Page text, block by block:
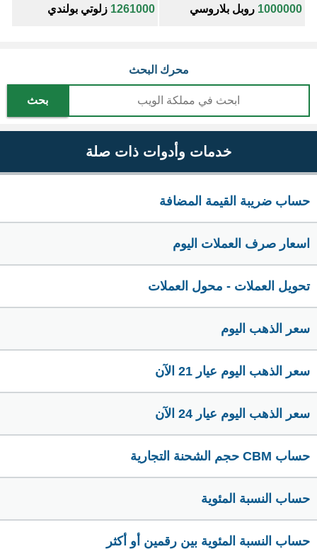
1000000 روبل بلاروسي 1261000 زلوتي بولندي
محرك البحث
بحث
خدمات وأدوات ذات صلة
حساب ضريبة القيمة المضافة
اسعار صرف العملات اليوم
تحويل العملات - محول العملات
سعر الذهب اليوم
سعر الذهب اليوم عيار 21 الآن
سعر الذهب اليوم عيار 24 الآن
حساب CBM حجم الشحنة التجارية
حساب النسبة المئوية
حساب النسبة المئوية بين رقمين أو أكثر